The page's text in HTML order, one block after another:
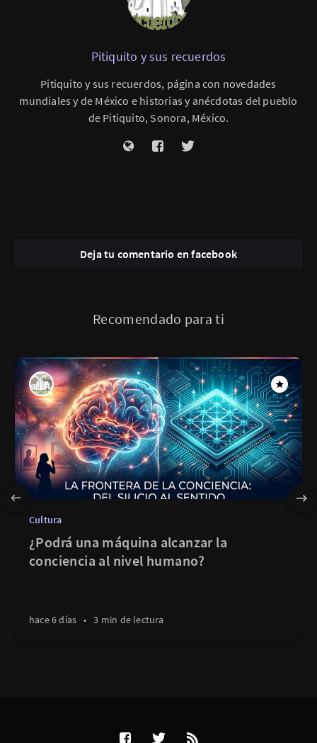
Pitiquito y sus recuerdos
Pitiquito y sus recuerdos, página con novedades
mundiales y de México e historias y anécdotas del pueblo
de Pitiquito, Sonora, México.
Deja tu comentario en facebook
Recomendado para ti
Cultura
¿Podrá una máquina alcanzar la
conciencia al nivel humano?
hace 6 días • 3 min de lectura